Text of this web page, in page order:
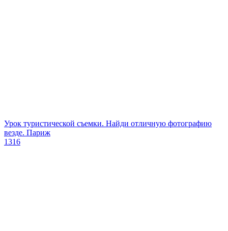
Урок туристической съемки. Найди отличную фотографию
везде. Париж
1316